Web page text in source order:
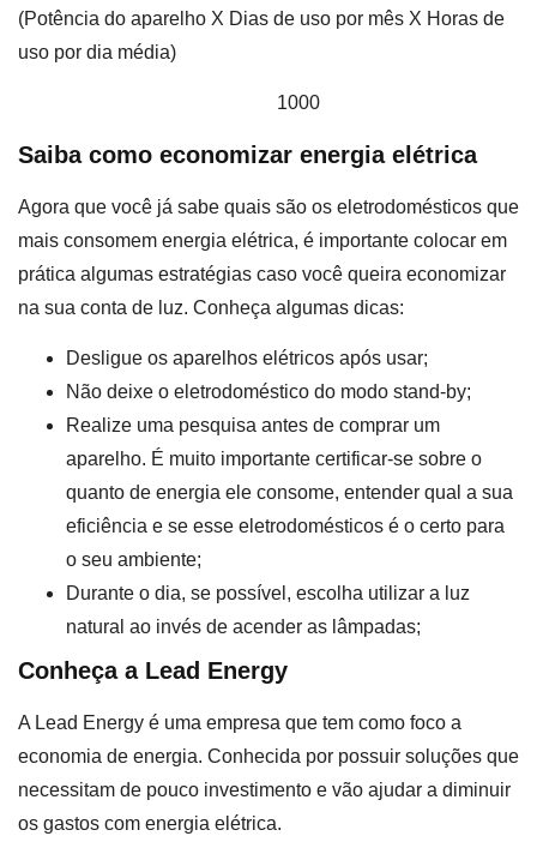
(Potência do aparelho X Dias de uso por mês X Horas de
uso por dia média)
1000
Saiba como economizar energia elétrica
Agora que você já sabe quais são os eletrodomésticos que
mais consomem energia elétrica, é importante colocar em
prática algumas estratégias caso você queira economizar
na sua conta de luz. Conheça algumas dicas:
Desligue os aparelhos elétricos após usar;
Não deixe o eletrodoméstico do modo stand-by;
Realize uma pesquisa antes de comprar um
aparelho. É muito importante certificar-se sobre o
quanto de energia ele consome, entender qual a sua
eficiência e se esse eletrodomésticos é o certo para
o seu ambiente;
Durante o dia, se possível, escolha utilizar a luz
natural ao invés de acender as lâmpadas;
Conheça a Lead Energy
A Lead Energy é uma empresa que tem como foco a
economia de energia. Conhecida por possuir soluções que
necessitam de pouco investimento e vão ajudar a diminuir
os gastos com energia elétrica.